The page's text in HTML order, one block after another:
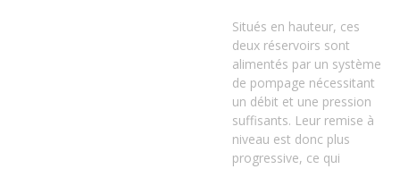
Situés en hauteur, ces
deux réservoirs sont
alimentés par un système
de pompage nécessitant
un débit et une pression
suffisants. Leur remise à
niveau est donc plus
progressive, ce qui